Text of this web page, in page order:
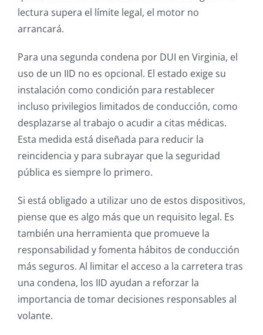
lectura supera el límite legal, el motor no
arrancará.
Para una segunda condena por DUI en Virginia, el
uso de un IID no es opcional. El estado exige su
instalación como condición para restablecer
incluso privilegios limitados de conducción, como
desplazarse al trabajo o acudir a citas médicas.
Esta medida está diseñada para reducir la
reincidencia y para subrayar que la seguridad
pública es siempre lo primero.
Si está obligado a utilizar uno de estos dispositivos,
piense que es algo más que un requisito legal. Es
también una herramienta que promueve la
responsabilidad y fomenta hábitos de conducción
más seguros. Al limitar el acceso a la carretera tras
una condena, los IID ayudan a reforzar la
importancia de tomar decisiones responsables al
volante.